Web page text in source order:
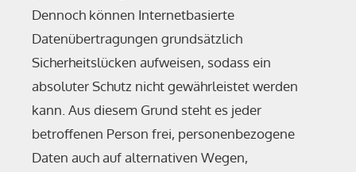
Dennoch können Internetbasierte
Datenübertragungen grundsätzlich
Sicherheitslücken aufweisen, sodass ein
absoluter Schutz nicht gewährleistet werden
kann. Aus diesem Grund steht es jeder
betroffenen Person frei, personenbezogene
Daten auch auf alternativen Wegen,